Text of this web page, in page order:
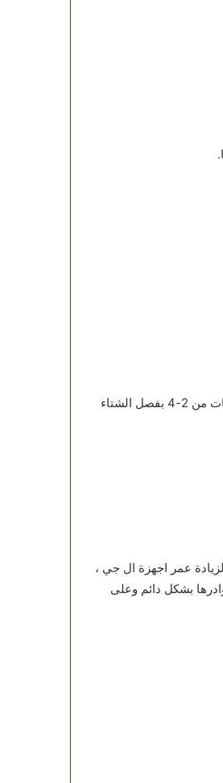
يجب على العميل تجنب تكرار فتح التكييف أكثر من مرة في الصيف فذلك يعتبر مجهود كبير للتكيف، ويقوم باستهلاك طاقة أكبر، كما أن أفضل وضع للثرموستات من 2-4 بفصل الشتاء
عمر اجهزة ال جي ،
بشكل دائم وعلى